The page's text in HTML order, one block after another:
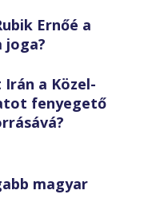
Ernőé a
joga?
a Közel-
fenyegető
magyar